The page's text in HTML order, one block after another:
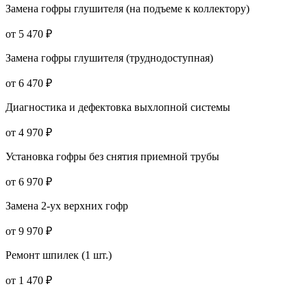
Замена гофры глушителя (на подъеме к коллектору)
от 5 470 ₽
Замена гофры глушителя (труднодоступная)
от 6 470 ₽
Диагностика и дефектовка выхлопной системы
от 4 970 ₽
Установка гофры без снятия приемной трубы
от 6 970 ₽
Замена 2-ух верхних гофр
от 9 970 ₽
Ремонт шпилек (1 шт.)
от 1 470 ₽